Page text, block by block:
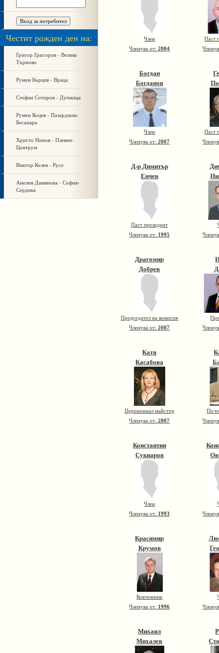
Честит рожден ден на:
Григор Григоров - Велико
Търново
Румен Бърцев - Враца
Стефан Сотиров - Дупница
Румен Коцев - Пазарджик-
Бесапара
Христо Нинов - Плевен-
Центрум
Виктор Колев - Русе
Анелия Дамянова - София-
Сердика
Член
Членува от:2004
Паст
Богдан
Богданов
Член
Членува от:2007
Паст
Д-р Димитър
Енчев
Паст президент
Членува от: 1995
Драгомир
Добрев
Председател на комисия
Членува от:2007
Катя
Касабова
Церемониал майстор
Членува от:2007
Константин
Сукнаров
Член
Членува от: 1993
Красимир
Крумов
Ковчежник
Членува от: 1996
Михаил
Михалев